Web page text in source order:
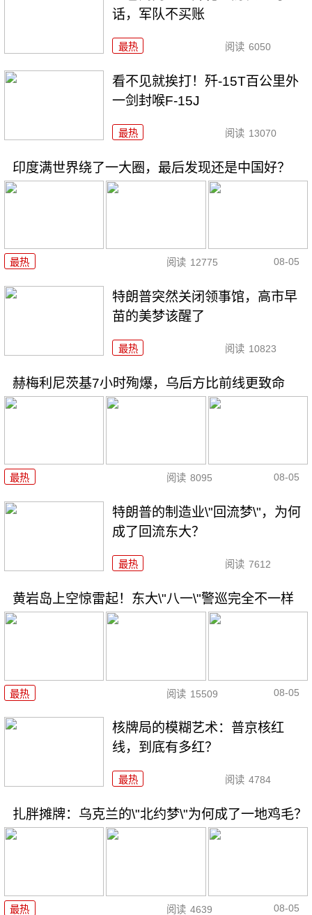
话，军队不买账
最热 阅读 6050
看不见就挨打！歼-15T百公里外
一剑封喉F-15J
最热 阅读 13070
印度满世界绕了一大圈，最后发现还是中国好？
最热 阅读 12775 08-05
特朗普突然关闭领事馆，高市早
苗的美梦该醒了
最热 阅读 10823
赫梅利尼茨基7小时殉爆，乌后方比前线更致命
最热 阅读 8095 08-05
特朗普的制造业\"回流梦\"，为何
成了回流东大？
最热 阅读 7612
黄岩岛上空惊雷起！东大\"八一\"警巡完全不一样
最热 阅读 15509 08-05
核牌局的模糊艺术：普京核红
线，到底有多红？
最热 阅读 4784
扎胖摊牌：乌克兰的\"北约梦\"为何成了一地鸡毛？
最热 阅读 4639 08-05